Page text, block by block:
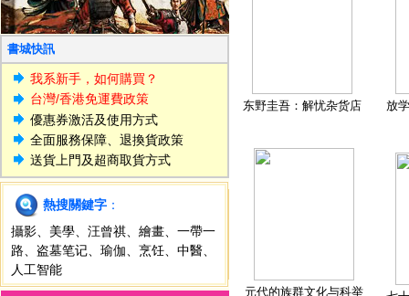
書城快訊
我系新手，如何購買？
台灣/香港免運費政策
優惠券激活及使用方式
全面服務保障、退換貨政策
送貨上門及超商取貨方式
熱搜關鍵字 ：
攝影
美學 汪曾祺 繪畫
一帶一
路
盗墓笔记 瑜伽 烹饪 中醫
人工智能
东野圭吾：解忧杂货店 放
元代的族群文化与科举